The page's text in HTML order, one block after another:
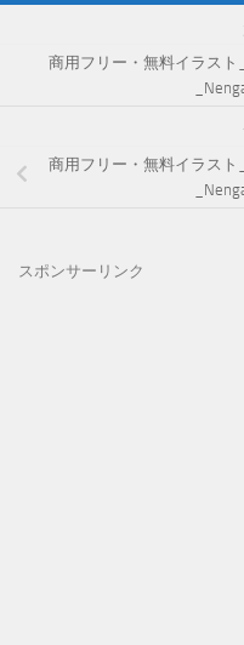
商用フリー・無料イラスト
商用フリー・無料イラスト
スポンサーリンク